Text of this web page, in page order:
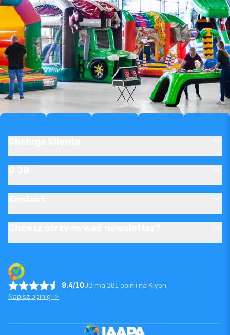
9.4/10JB ma 281 opinii na Kiyoh
Napisz opinię ->